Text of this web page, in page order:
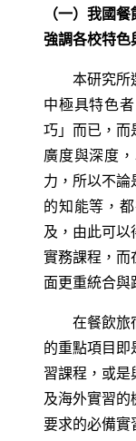
（一）我國
強調各校特色
本研究所選
中極具特色
巧」而已，而
廣度與深度
力，所以不論
的知能等，
及，由此可以
實務課程，而
面更重統合與
在餐飲旅宿
的重點項目即
習課程，或是
及海外實習的
要求的必備實